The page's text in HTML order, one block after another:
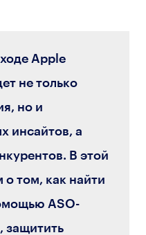
Apple
не только
но и
инсайтов, а
В этой
о том, как найти
ASO-
защитить